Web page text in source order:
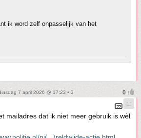
ik word zelf onpasselijk van het
7 april 2026 @ 17:23 • 3
mailadres dat ik niet meer gebruik is wèl